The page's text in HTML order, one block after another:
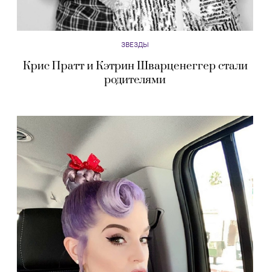
ЗВЕЗДЫ
Крис Пратт и Кэтрин Шварценеггер стали
родителями